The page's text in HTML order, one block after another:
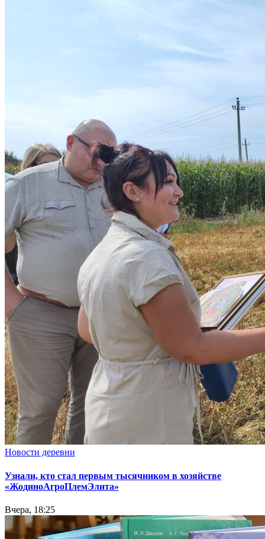
Новости деревни
Узнали, кто стал первым тысячником в хозяйстве
«ЖодиноАгроПлемЭлита»
Вчера, 18:25